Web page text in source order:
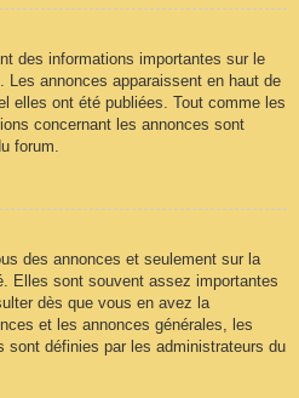
des informations importantes sur le
Les annonces apparaissent en haut de
elles ont été publiées. Tout comme les
concernant les annonces sont
forum.
des annonces et seulement sur la
Elles sont souvent assez importantes
dès que vous en avez la
et les annonces générales, les
sont définies par les administrateurs du